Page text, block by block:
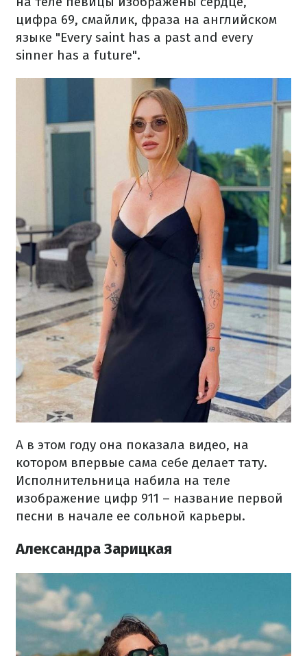
цифра 69, смайлик, фраза на английском
языке "Every saint has a past and every
sinner has a future".
А в этом году она показала видео, на
котором впервые сама себе делает тату.
Исполнительница набила на теле
изображение цифр 911 – название первой
песни в начале ее сольной карьеры.
Александра Зарицкая